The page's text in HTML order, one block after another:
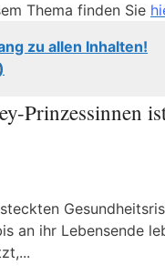
Thema finden Sie
zu allen Inhalten!
Prinzessinnen
an ihr Lebensende